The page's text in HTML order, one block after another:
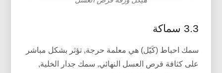
3.3 سماكة
سمك احباط (كَيّل) هي معلمة حرجة, تؤثر بشكل مباشر
على كثافة قرص العسل النهائي, سمك جدار الخلية,